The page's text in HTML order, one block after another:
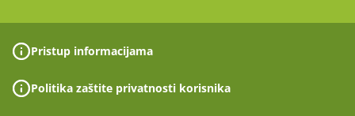
Pristup informacijama
Politika zaštite privatnosti korisnika